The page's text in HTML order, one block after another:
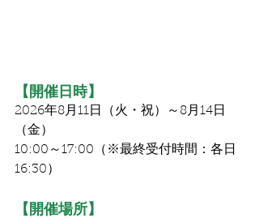
【開催日時】
2026年8月11日（火・祝）～8月14日
（金）
10:00～17:00（※最終受付時間：各日
16:30）
【開催場所】